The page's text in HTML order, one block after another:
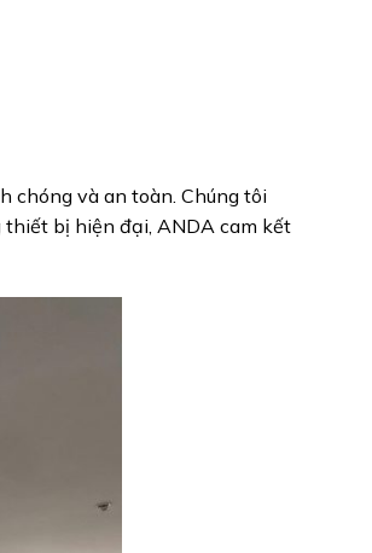
chóng và an toàn. Chúng tôi
thiết bị hiện đại, ANDA cam kết